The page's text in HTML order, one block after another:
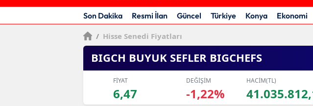
Son Dakika Resmi İlan Güncel Türkiye Konya Ekonomi
/ Hisse Senedi Fiyatları
BIGCH BUYUK SEFLER BIGCHEFS
FİYAT
6,47
DEĞİŞİM
-1,22%
HACİM(TL)